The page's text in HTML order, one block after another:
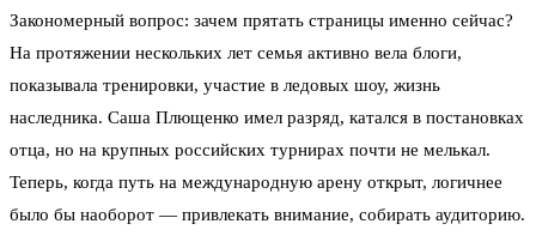
Закономерный вопрос: зачем прятать страницы именно сейчас?
На протяжении нескольких лет семья активно вела блоги,
показывала тренировки, участие в ледовых шоу, жизнь
наследника. Саша Плющенко имел разряд, катался в постановках
отца, но на крупных российских турнирах почти не мелькал.
Теперь, когда путь на международную арену открыт, логичнее
было бы наоборот — привлекать внимание, собирать аудиторию.